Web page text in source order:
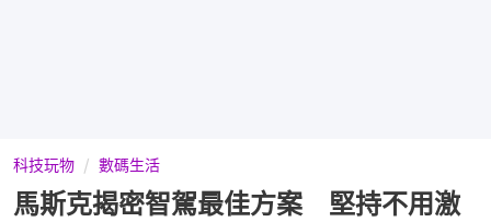
科技玩物 數碼生活
馬斯克揭密智駕最佳方案 堅持不用激